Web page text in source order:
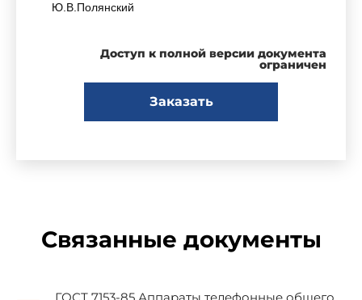
Ю.В.Полянский
ВНЕСЕН Научно-исследовательским
институтом строительной физики (НИИСФ)
г. N 133
Доступ к полной версии документа
ограничен
Заказать
Связанные документы